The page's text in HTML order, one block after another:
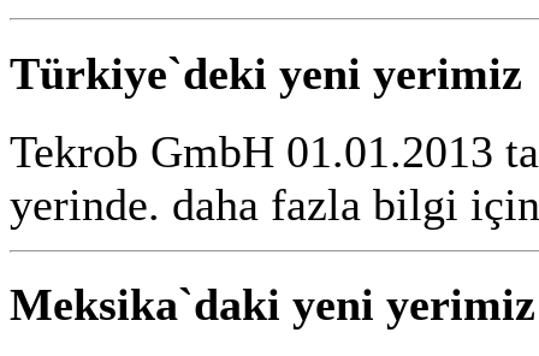
Türkiye`deki yeni yerimiz
Tekrob GmbH 01.01.2013
yerinde. daha fazla bilgi
Meksika`daki yeni yerimiz